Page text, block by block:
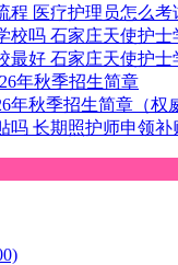
程 医疗护理员怎么考
校吗 石家庄天使护士
最好 石家庄天使护士
年秋季招生简章
年秋季招生简章（权
吗 长期照护师申领补